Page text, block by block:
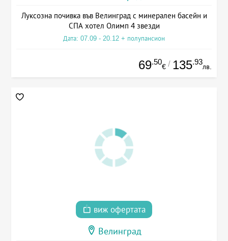
Луксозна почивка във Велинград с минерален басейн и
СПА хотел Олимп 4 звезди
Дата: 07.09 - 20.12 + полупансион
69.50
€ / 135.93
лв.
виж офертата
Велинград